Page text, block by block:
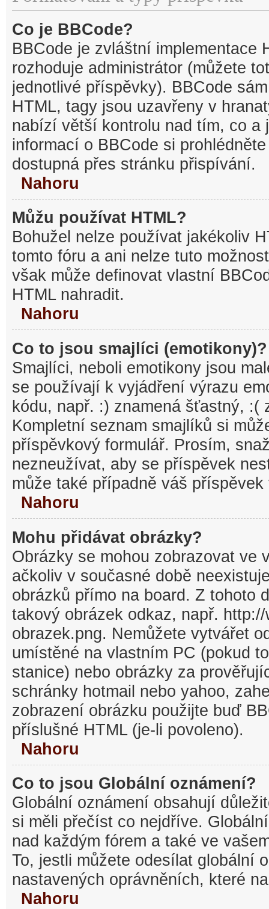
Co je BBCode?
BBCode je zvláštní implementace
rozhoduje administrátor (můžete
jednotlivé příspěvky). BBCode
HTML, tagy jsou uzavřeny v
nabízí větší kontrolu nad tím, co a
informací o BBCode si
dostupná přes stránku přispívání.
Nahoru
Můžu používat HTML?
Bohužel nelze používat jakékoliv
tomto fóru a ani nelze tuto
však může definovat vlastní
HTML nahradit.
Nahoru
Co to jsou smajlíci (emotikony)?
Smajlíci, neboli emotikony jsou
se používají k vyjádření výrazu
kódu, např. :) znamená šťastný, :(
Kompletní seznam smajlíků si
příspěvkový formulář. Prosím,
nezneužívat, aby se příspěvek
může také případně váš
Nahoru
Mohu přidávat obrázky?
Obrázky se mohou zobrazovat ve
ačkoliv v současné době
obrázků přímo na board. Z tohoto
takový obrázek odkaz, např.
obrazek.png. Nemůžete vytvářet
umístěné na vlastním PC (pokud
stanice) nebo obrázky za
schránky hotmail nebo yahoo,
zobrazení obrázku použijte buď
příslušné HTML (je-li povoleno).
Nahoru
Co to jsou Globální oznámení?
Globální oznámení obsahují
si měli přečíst co nejdříve.
nad každým fórem a také ve
To, jestli můžete odesílat globální
nastavených oprávněních, které
Nahoru